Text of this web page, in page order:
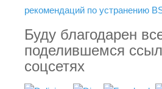
рекомендаций по устранению
Буду благодарен
поделившемся
соцсетях